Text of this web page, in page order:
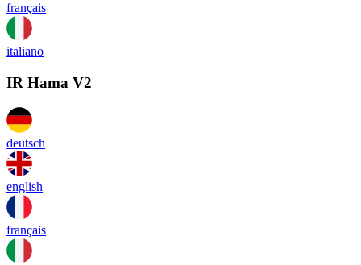
français
italiano
IR Hama V2
deutsch
english
français